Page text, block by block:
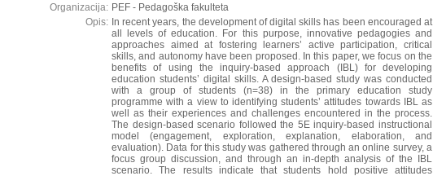
Organizacija: PEF - Pedagoška fakulteta
Opis: In recent years, the development of digital skills has been encouraged at
all levels of education. For this purpose, innovative pedagogies and
approaches aimed at fostering learners’ active participation, critical
skills, and autonomy have been proposed. In this paper, we focus on the
benefits of using the inquiry-based approach (IBL) for developing
education students’ digital skills. A design-based study was conducted
with a group of students (n=38) in the primary education study
programme with a view to identifying students’ attitudes towards IBL as
well as their experiences and challenges encountered in the process.
The design-based scenario followed the 5E inquiry-based instructional
model (engagement, exploration, explanation, elaboration, and
evaluation). Data for this study was gathered through an online survey, a
focus group discussion, and through an in-depth analysis of the IBL
scenario. The results indicate that students hold positive attitudes